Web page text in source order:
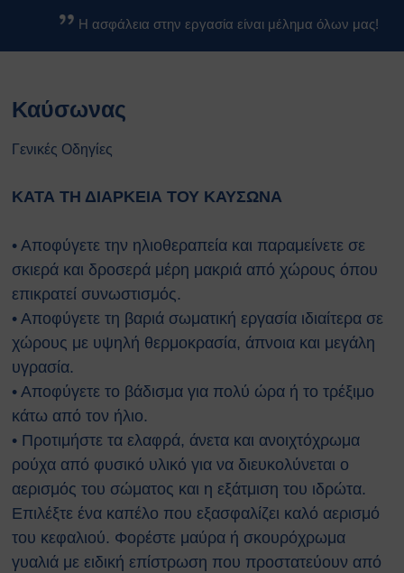
Βασικοί Κανόνες Ασφαλείας
Εργαστηρίων
Κανονισμός Αθλητικών
Εγκαταστάσεων
Διαδικασίες Ασφαλείας
Σχέδιο Εκκένωσης του
κέντρου ΕΚΕΦΕ
Σχέδιο Εκκένωσης
Συνοπτικοί Οδηγοί ΥΑΕ
Βιολογικοί παράγοντες
Εκτίμηση Eπαγγελματικού
Kινδύνου
Εργονομία
Ηλεκτρικός Κίνδυνος
Η ασφάλεια στην εργασία είναι μέλημα όλων μας!
Καύσωνας
Γενικές Οδηγίες
ΚΑΤΑ ΤΗ ΔΙΑΡΚΕΙΑ ΤΟΥ ΚΑΥΣΩΝΑ
• Αποφύγετε την ηλιοθεραπεία και παραμείνετε σε
σκιερά και δροσερά μέρη μακριά από χώρους όπου
επικρατεί συνωστισμός.
• Αποφύγετε τη βαριά σωματική εργασία ιδιαίτερα σε
χώρους με υψηλή θερμοκρασία, άπνοια και μεγάλη
υγρασία.
• Αποφύγετε το βάδισμα για πολύ ώρα ή το τρέξιμο
κάτω από τον ήλιο.
• Προτιμήστε τα ελαφρά, άνετα και ανοιχτόχρωμα
ρούχα από φυσικό υλικό για να διευκολύνεται ο
αερισμός του σώματος και η εξάτμιση του ιδρώτα.
Επιλέξτε ένα καπέλο που εξασφαλίζει καλό αερισμό
του κεφαλιού. Φορέστε μαύρα ή σκουρόχρωμα
γυαλιά με ειδική επίστρωση που προστατεύουν από